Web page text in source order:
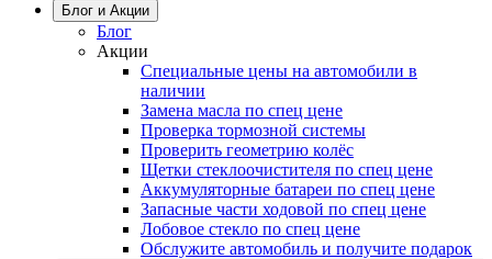
Блог и Акции
Блог
Акции
Специальные цены на автомобили в
наличии
Замена масла по спец цене
Проверка тормозной системы
Проверить геометрию колёс
Щетки стеклоочистителя по спец цене
Аккумуляторные батареи по спец цене
Запасные части ходовой по спец цене
Лобовое стекло по спец цене
Обслужите автомобиль и получите подарок